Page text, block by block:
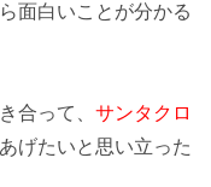
面白いことが分かる
合って、 サンタクロ
げたいと思い立った